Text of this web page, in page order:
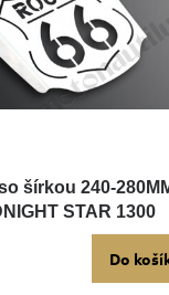
šírkou 240-
STAR 1300
Do